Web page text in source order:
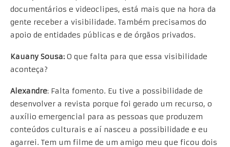
documentários e videoclipes, está mais que na hora da
gente receber a visibilidade. Também precisamos do
apoio de entidades públicas e de órgãos privados.
Kauany Sousa: O que falta para que essa visibilidade
aconteça?
Alexandre: Falta fomento. Eu tive a possibilidade de
desenvolver a revista porque foi gerado um recurso, o
auxílio emergencial para as pessoas que produzem
conteúdos culturais e aí nasceu a possibilidade e eu
agarrei. Tem um filme de um amigo meu que ficou dois